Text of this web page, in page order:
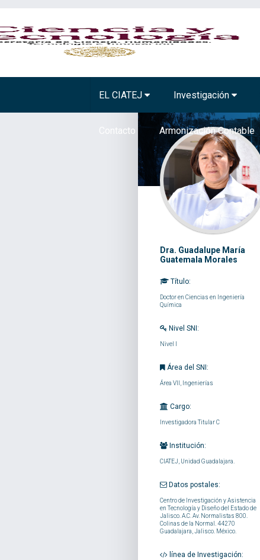
EL CIATEJ Investigación
Contacto Armonización Contable
Dra. Guadalupe María
Guatemala Morales
Título:
Doctor en Ciencias en Ingeniería
Química
Nivel SNI:
Nivel I
Área del SNI:
Área VII, Ingenierías
Cargo:
Investigadora Titular C
Institución:
CIATEJ, Unidad Guadalajara.
Datos postales:
Centro de Investigación y Asistencia
en Tecnología y Diseño del Estado de
Jalisco. A.C. Av. Normalistas 800.
Colinas de la Normal. 44270
Guadalajara, Jalisco. México.
línea de Investigación: